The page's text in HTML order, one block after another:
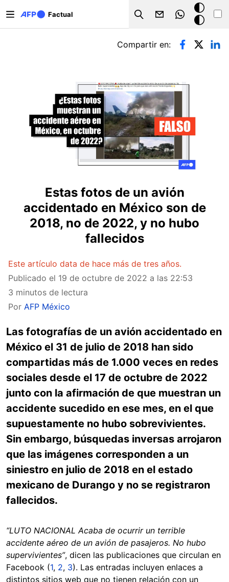
Factual
Search
Modo
oscuro
Solapas principales
Compartir en:
Estas fotos de un avión
accidentado en México son de
2018, no de 2022, y no hubo
fallecidos
Este artículo data de hace más de tres años.
Publicado el 19 de octubre de 2022 a las 22:53
3 minutos de lectura
Por AFP México
Las fotografías de un avión accidentado en
México el 31 de julio de 2018 han sido
compartidas más de 1.000 veces en redes
sociales desde el 17 de octubre de 2022
junto con la afirmación de que muestran un
accidente sucedido en ese mes, en el que
supuestamente no hubo sobrevivientes.
Sin embargo, búsquedas inversas arrojaron
que las imágenes corresponden a un
siniestro en julio de 2018 en el estado
mexicano de Durango y no se registraron
fallecidos.
“LUTO NACIONAL Acaba de ocurrir un terrible
accidente aéreo de un avión de pasajeros. No hubo
supervivientes”, dicen las publicaciones que circulan en
Facebook (1, 2, 3). Las entradas incluyen enlaces a
distintos sitios web que no tienen relación con un